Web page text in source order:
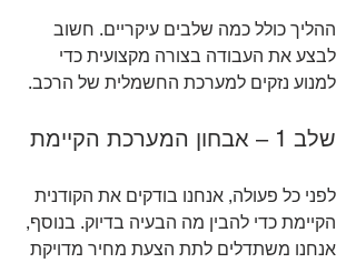
ההליך כולל כמה שלבים עיקריים. חשוב
לבצע את העבודה בצורה מקצועית כדי
למנוע נזקים למערכת החשמלית של הרכב.
שלב 1 – אבחון המערכת הקיימת
לפני כל פעולה, אנחנו בודקים את הקודנית
הקיימת כדי להבין מה הבעיה בדיוק. בנוסף,
אנחנו משתדלים לתת הצעת מחיר מדויקת